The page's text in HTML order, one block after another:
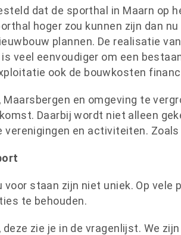
dat de sporthal in Maarn op
hoger zou kunnen zijn dan
plannen. De realisatie
veel eenvoudiger om een
ook de bouwkosten
en omgeving te
Daarbij wordt niet alleen
en activiteiten.
staan zijn niet uniek. Op vele
te behouden.
zie je in de vragenlijst. We